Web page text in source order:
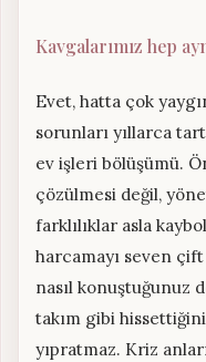
Kavgalarımız hep
Evet, hatta çok
sorunları yıllarca
ev işleri bölüşümü.
çözülmesi değil,
farklılıklar asla
harcamayı seven çift
nasıl konuştuğunuz
takım gibi
yıpratmaz. Kriz